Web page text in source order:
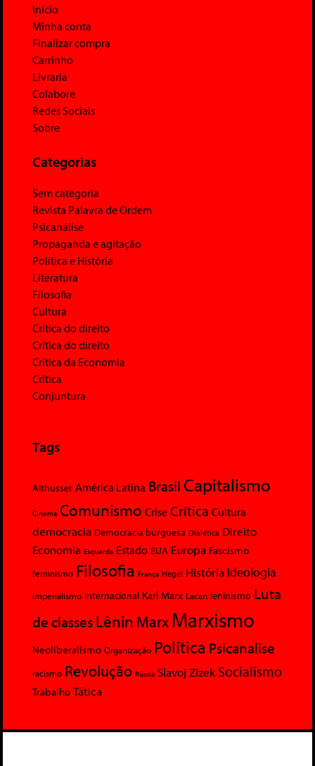
Início
Minha conta
Finalizar compra
Carrinho
Livraria
Colabore
Redes Sociais
Sobre
Categorias
Sem categoria
Revista Palavra de Ordem
Psicanálise
Propaganda e agitação
Política e História
Literatura
Filosofia
Cultura
Crítica do direito
Crítica do direito
Crítica da Economia
Crítica
Conjuntura
Tags
Althusser América Latina Brasil Capitalismo
Cinema Comunismo Crise Crítica Cultura
democracia Democracia burguesa Dialética Direito
Economia Esquerda Estado EUA Europa Fascismo
feminismo Filosofia França Hegel História Ideologia
Imperialismo Internacional Karl Marx Lacan leninismo Luta
de classesLênin MarxMarxismo
Neoliberalismo Organização Política Psicanalise
racismo Revolução Rússia Slavoj Zizek Socialismo
Trabalho Tática